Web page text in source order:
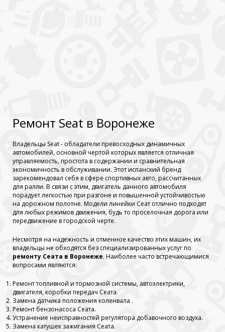
Ремонт Seat в Воронеже
Владельцы Seat - обладатели превосходных динамичных
автомобилей, основной чертой которых является отличная
управляемость, простота в содержании и сравнительная
экономичность в обслуживании. Этот испанский бренд
зарекомендовал себя в сфере спортивных авто, рассчитанных
для ралли. В связи с этим, двигатель данного автомобиля
порадует легкостью при разгоне и повышенной устойчивостью
на дорожном полотне. Модели линейки Сеат отлично подходят
для любых режимов движения, будь то проселочная дорога или
передвижение в городской черте.
Несмотря на надежность и отменное качество этих машин, их
владельцы не обходятся без специализированных услуг по
ремонту Сеата в Воронеже. Наиболее часто встречающимися
вопросами являются:
Ремонт топливной и тормозной системы, автоэлектрики,
двигателя, коробки передач Сеата.
Замена датчика положения коленвала .
Ремонт бензонасоса Сеата.
Устранение неисправностей регулятора добавочного воздуха.
Замена катушек зажигания Сеата.